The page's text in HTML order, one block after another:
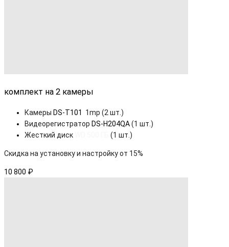
комплект на 2 камеры
Камеры DS-T101
1mp (2 шт.)
Видеорегистратор DS-H204QA(1 шт.)
Жесткий диск
(1 шт.)
Скидка на установкуи настройку от 15%
10 800 ₽